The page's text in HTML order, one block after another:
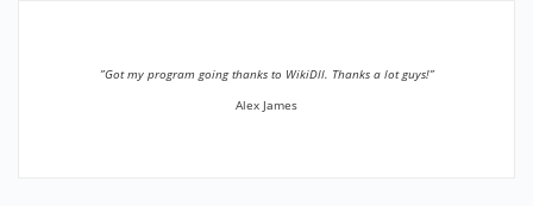
”Got my program going thanks to WikiDll. Thanks a lot guys!”
Alex James